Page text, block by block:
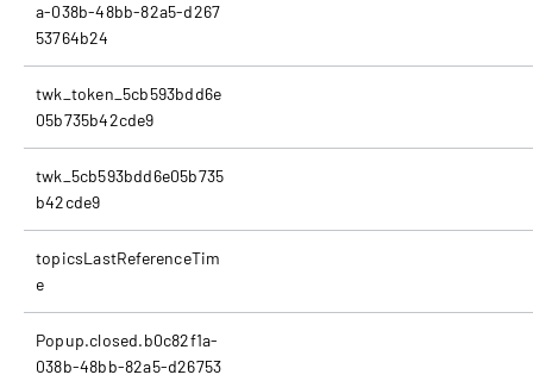
a-038b-48bb-82a5-d267
53764b24
twk_token_5cb593bdd6e
05b735b42cde9
twk_5cb593bdd6e05b735
b42cde9
topicsLastReferenceTim
e
Popup.closed.b0c82f1a-
038b-48bb-82a5-d26753